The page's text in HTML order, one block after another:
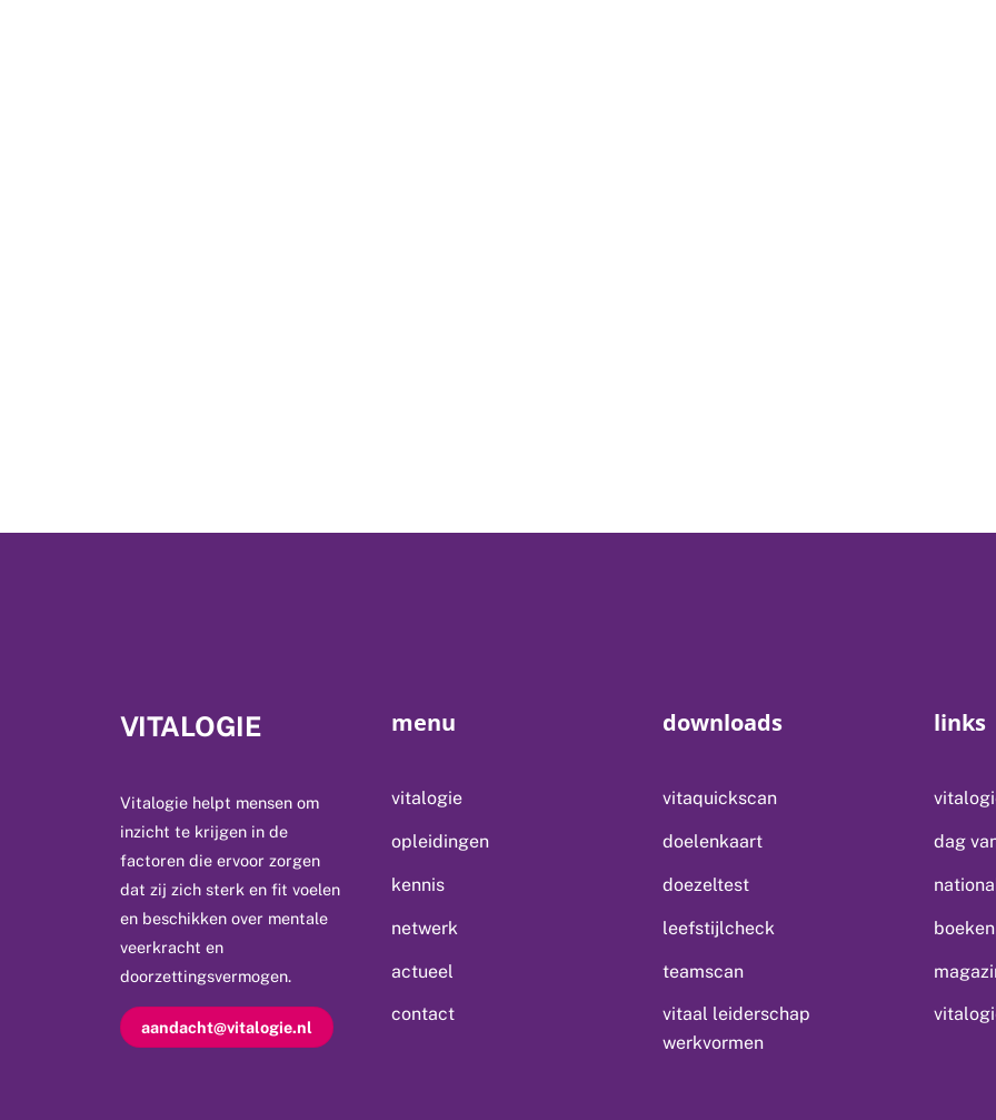
VITALOGIE
Vitalogie helpt mensen om
inzicht te krijgen in de
factoren die ervoor zorgen
dat zij zich sterk en fit voelen
en beschikken over mentale
veerkracht en
doorzettingsvermogen.
aandacht@vitalogie.nl
menu
vitalogie
opleidingen
kennis
netwerk
actueel
contact
downloads
vitaquickscan
doelenkaart
doezeltest
leefstijlcheck
teamscan
vitaal leiderschap
werkvormen
links
dag